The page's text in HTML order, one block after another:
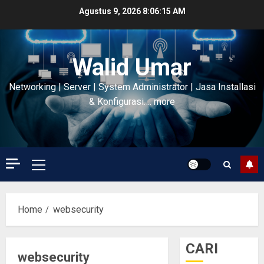
content
Agustus 9, 2026 8:06:16 AM
Walid Umar
Networking | Server | System Administrator | Jasa Installasi
& Konfigurasi…. more
Primary
Menu
Home websecurity
websecurity
CARI